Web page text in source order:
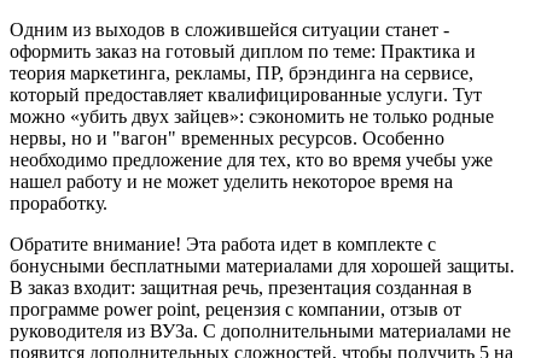
Одним из выходов в сложившейся ситуации станет -
оформить заказ на готовый диплом по теме: Практика и
теория маркетинга, рекламы, ПР, брэндинга на сервисе,
который предоставляет квалифицированные услуги. Тут
можно «убить двух зайцев»: сэкономить не только родные
нервы, но и "вагон" временных ресурсов. Особенно
необходимо предложение для тех, кто во время учебы уже
нашел работу и не может уделить некоторое время на
проработку.
Обратите внимание! Эта работа идет в комплекте с
бонусными бесплатными материалами для хорошей защиты.
В заказ входит: защитная речь, презентация созданная в
программе power point, рецензия с компании, отзыв от
руководителя из ВУЗа. С дополнительными материалами не
появится дополнительных сложностей, чтобы получить 5 на